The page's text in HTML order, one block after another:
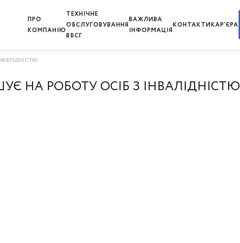
ПРО
КОМПАНІЮ
ТЕХНІЧНЕ
ОБСЛУГОВУВАННЯ
ВБСГ
ВАЖЛИВА
ІНФОРМАЦІЯ
КОНТАКТИКАР’ЄРА
НА РОБОТУ ОСІБ З ІНВАЛІДНІСТЮ